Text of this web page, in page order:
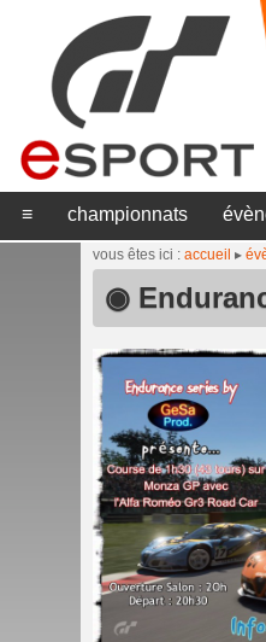
≡ championnats
vous êtes ici :accueil ▸
◉